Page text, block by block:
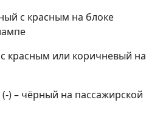
с красным на блоке
красным или коричневый на
(-) – чёрный на пассажирской